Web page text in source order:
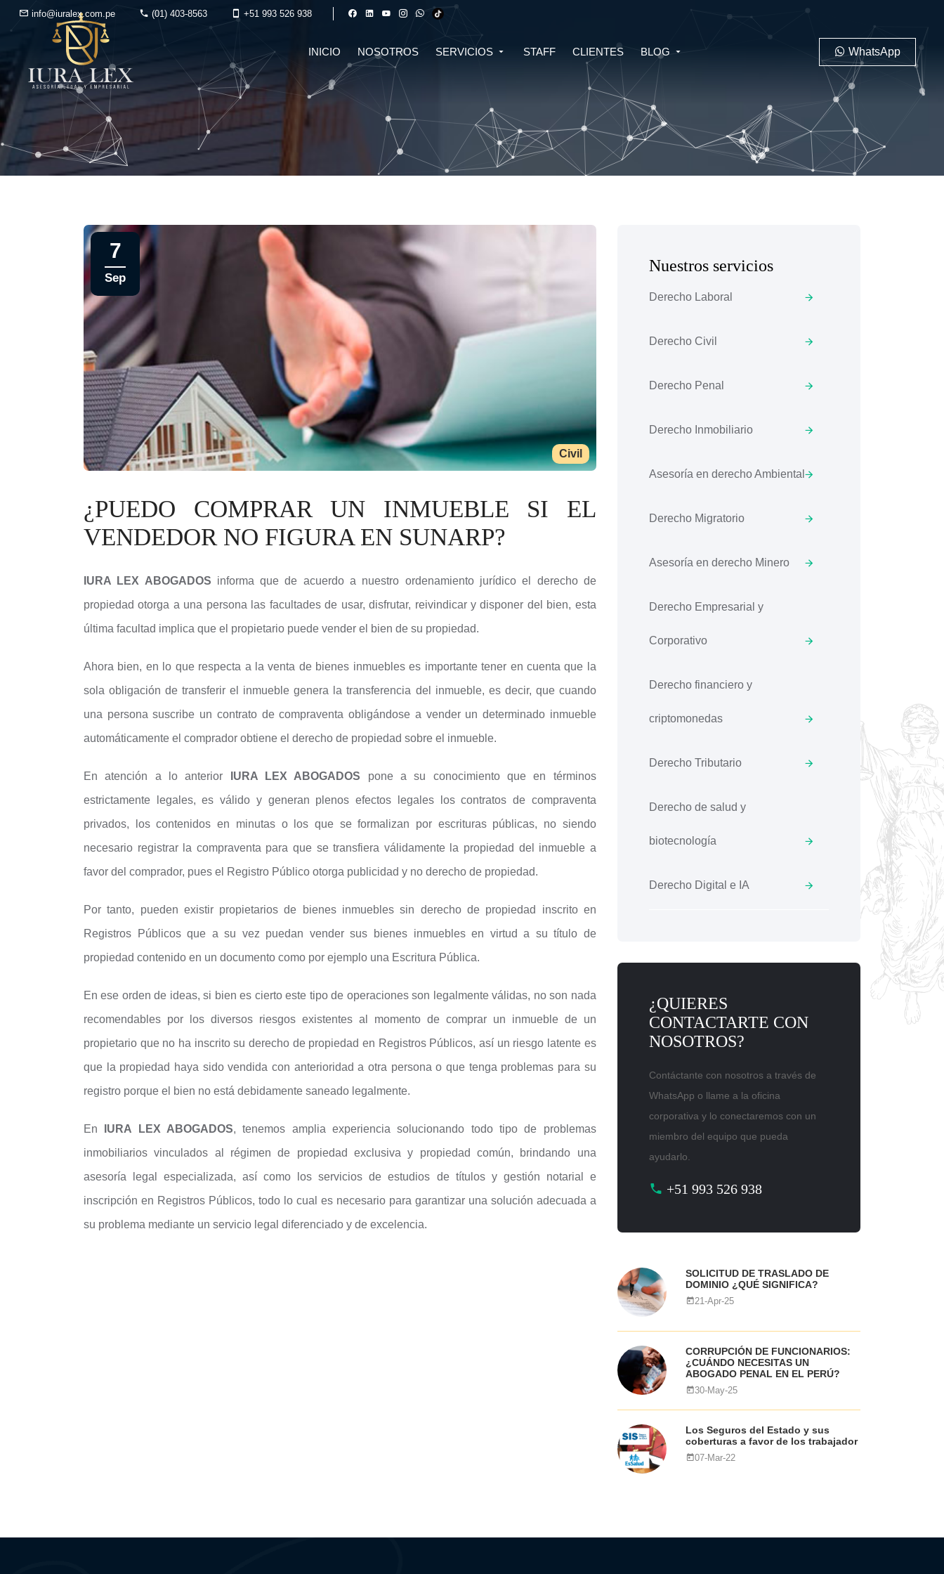
info@iuralex.com.pe (01) 403-8563 +51 993 526 938
INICIO NOSOTROS SERVICIOS
DERECHO FINANCIERO Y
CRIPTOMONEDAS
DERECHO TRIBUTARIO
DERECHO CIVIL
DERECHO DE SALUD Y
BIOTECNOLOGÍA
DERECHO EMPRESARIAL Y
CORPORATIVO
DERECHO DIGITAL E IA
DERECHO INMOBILIARIO
ASESORÍA EN DERECHO AMBIENTAL ASESORÍA EN DERECHO MINERO
STAFF CLIENTES BLOG
TRIBUTARIO LABORAL
INMOBILIARIO
WhatsApp
Civil
7
Sep
¿PUEDO COMPRAR UN INMUEBLE SI EL
VENDEDOR NO FIGURA EN SUNARP?
IURA LEX ABOGADOS informa que de acuerdo a nuestro ordenamiento jurídico el derecho de
propiedad otorga a una persona las facultades de usar, disfrutar, reivindicar y disponer del bien, esta
última facultad implica que el propietario puede vender el bien de su propiedad.
Ahora bien, en lo que respecta a la venta de bienes inmuebles es importante tener en cuenta que la
sola obligación de transferir el inmueble genera la transferencia del inmueble, es decir, que cuando
una persona suscribe un contrato de compraventa obligándose a vender un determinado inmueble
automáticamente el comprador obtiene el derecho de propiedad sobre el inmueble.
En atención a lo anterior IURA LEX ABOGADOS pone a su conocimiento que en términos
estrictamente legales, es válido y generan plenos efectos legales los contratos de compraventa
privados, los contenidos en minutas o los que se formalizan por escrituras públicas, no siendo
necesario registrar la compraventa para que se transfiera válidamente la propiedad del inmueble a
favor del comprador, pues el Registro Público otorga publicidad y no derecho de propiedad.
Por tanto, pueden existir propietarios de bienes inmuebles sin derecho de propiedad inscrito en
Registros Públicos que a su vez puedan vender sus bienes inmuebles en virtud a su título de
propiedad contenido en un documento como por ejemplo una Escritura Pública.
En ese orden de ideas, si bien es cierto este tipo de operaciones son legalmente válidas, no son nada
recomendables por los diversos riesgos existentes al momento de comprar un inmueble de un
propietario que no ha inscrito su derecho de propiedad en Registros Públicos, así un riesgo latente es
que la propiedad haya sido vendida con anterioridad a otra persona o que tenga problemas para su
registro porque el bien no está debidamente saneado legalmente.
En IURA LEX ABOGADOS, tenemos amplia experiencia solucionando todo tipo de problemas
inmobiliarios vinculados al régimen de propiedad exclusiva y propiedad común, brindando una
asesoría legal especializada, así como los servicios de estudios de títulos y gestión notarial e
inscripción en Registros Públicos, todo lo cual es necesario para garantizar una solución adecuada a
su problema mediante un servicio legal diferenciado y de excelencia.
Nuestros servicios
Derecho Laboral
Derecho Civil
Derecho Penal
Derecho Inmobiliario
Asesoría en derecho Ambiental
Derecho Migratorio
Asesoría en derecho Minero
Derecho Empresarial y
Corporativo
Derecho financiero y
criptomonedas
Derecho Tributario
Derecho de salud y
biotecnología
Derecho Digital e IA
¿QUIERES
CONTACTARTE CON
NOSOTROS?
Contáctante con nosotros a través de
WhatsApp o llame a la oficina
corporativa y lo conectaremos con un
miembro del equipo que pueda
ayudarlo.
+51 993 526 938
SOLICITUD DE TRASLADO DE
DOMINIO ¿QUÉ SIGNIFICA?
21-Apr-25
CORRUPCIÓN DE FUNCIONARIOS:
¿CUÁNDO NECESITAS UN
ABOGADO PENAL EN EL PERÚ?
30-May-25
Los Seguros del Estado y sus
coberturas a favor de los trabajador
07-Mar-22